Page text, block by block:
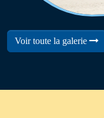
Voir toute la galerie